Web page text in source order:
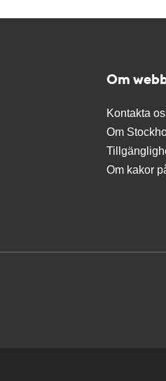
Om
Kontakta
Om
Om kakor